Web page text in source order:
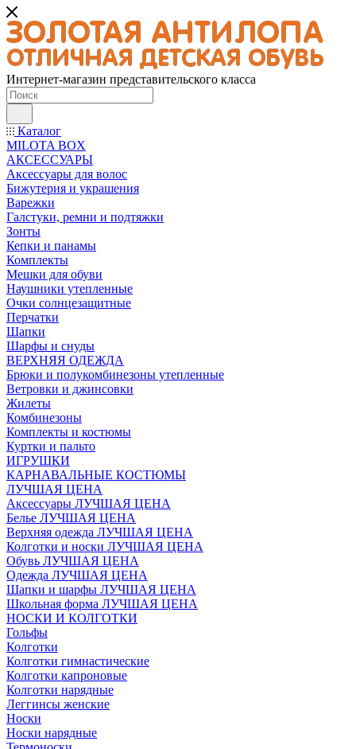
Интернет-магазин представительского класса
Каталог
MILOTA BOX
АКСЕССУАРЫ
Аксессуары для волос
Бижутерия и украшения
Варежки
Галстуки, ремни и подтяжки
Зонты
Кепки и панамы
Комплекты
Мешки для обуви
Наушники утепленные
Очки солнцезащитные
Перчатки
Шапки
Шарфы и снуды
ВЕРХНЯЯ ОДЕЖДА
Брюки и полукомбинезоны утепленные
Ветровки и джинсовки
Жилеты
Комбинезоны
Комплекты и костюмы
Куртки и пальто
ИГРУШКИ
КАРНАВАЛЬНЫЕ КОСТЮМЫ
ЛУЧШАЯ ЦЕНА
Аксессуары ЛУЧШАЯ ЦЕНА
Белье ЛУЧШАЯ ЦЕНА
Верхняя одежда ЛУЧШАЯ ЦЕНА
Колготки и носки ЛУЧШАЯ ЦЕНА
Обувь ЛУЧШАЯ ЦЕНА
Одежда ЛУЧШАЯ ЦЕНА
Шапки и шарфы ЛУЧШАЯ ЦЕНА
Школьная форма ЛУЧШАЯ ЦЕНА
НОСКИ И КОЛГОТКИ
Гольфы
Колготки
Колготки гимнастические
Колготки капроновые
Колготки нарядные
Леггинсы женские
Носки
Носки нарядные